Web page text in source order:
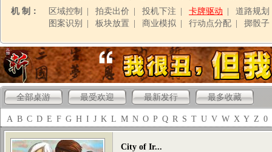
机 制：
区域控制 拍卖出价 投机下注 卡牌驱动
道路规划
图案识别
板块放置 商业模拟 行动点分配 掷骰子
全部桌游 最受欢迎 最新发行 最多收藏
A B C D E F G H I J K L M N O P Q R S T U V W X Y Z 0
City of Ir...